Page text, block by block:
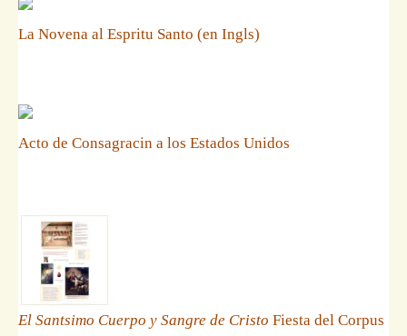
La Novena al Espritu Santo (en Ingls)
Acto de Consagracin a los Estados Unidos
El Santsimo Cuerpo y Sangre de Cristo Fiesta del Corpus